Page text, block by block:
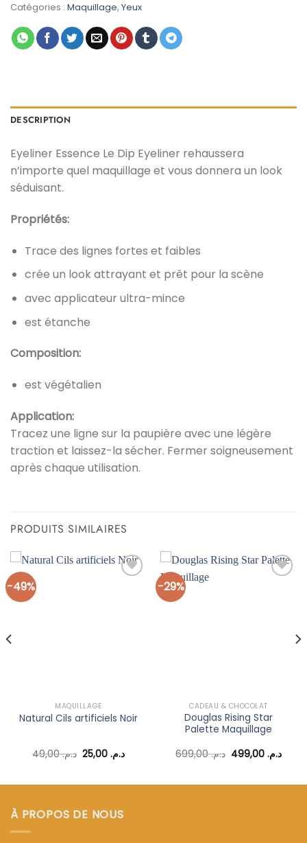
était :
د.م. 49,00.
Catégories : Maquillage, Yeux
DESCRIPTION
Eyeliner Essence Le Dip Eyeliner rehaussera
n’importe quel maquillage et vous donnera un look
séduisant.
Propriétés:
Trace des lignes fortes et faibles
crée un look attrayant et prêt pour la scène
avec applicateur ultra-mince
est étanche
Composition:
est végétalien
Application:
Tracez une ligne sur la paupière avec une légère
traction et laissez-la sécher. Fermer soigneusement
après chaque utilisation.
PRODUITS SIMILAIRES
-49%
MAQUILLAGE
Natural Cils artificiels Noir
د.م.49,00 Le
prix
د.م. 49,00.
د.م.25,00 Le
د.م. 25,00.
-29%
CADEAU & CHOCOLAT
Douglas Rising Star
Palette Maquillage
د.م.699,00 Le
د.م. 699,00.
د.م.499,00 Le
د.م. 35,00.
À PROPOS DE NOUS